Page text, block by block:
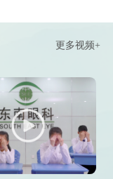
更多视频+